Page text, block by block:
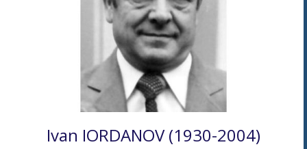
Ivan IORDANOV (1930-2004)